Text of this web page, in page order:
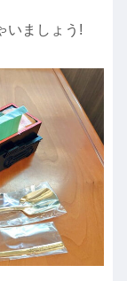
いましょう!